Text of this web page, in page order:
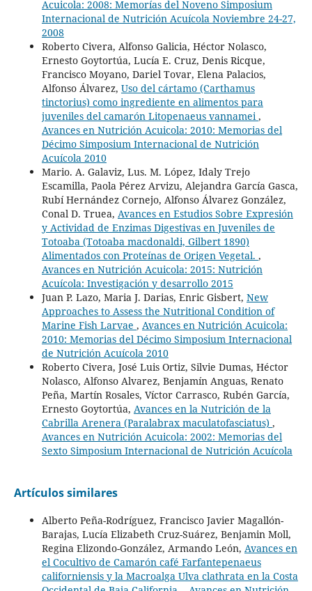
Acuicola: 2008: Memorías del Noveno Simposium
Internacional de Nutrición Acuícola Noviembre 24-27,
2008
Roberto Civera, Alfonso Galicia, Héctor Nolasco,
Ernesto Goytortúa, Lucía E. Cruz, Denis Ricque,
Francisco Moyano, Dariel Tovar, Elena Palacios,
Alfonso Álvarez, Uso del cártamo (Carthamus
tinctorius) como ingrediente en alimentos para
juveniles del camarón Litopenaeus vannamei,
Avances en Nutrición Acuicola: 2010: Memorias del
Décimo Simposium Internacional de Nutrición
Acuícola 2010
Mario. A. Galaviz, Lus. M. López, Idaly Trejo
Escamilla, Paola Pérez Arvizu, Alejandra García Gasca,
Rubí Hernández Cornejo, Alfonso Álvarez González,
Conal D. Truea, Avances en Estudios Sobre Expresión
y Actividad de Enzimas Digestivas en Juveniles de
Totoaba (Totoaba macdonaldi, Gilbert 1890)
Alimentados con Proteínas de Origen Vegetal. ,
Avances en Nutrición Acuicola: 2015: Nutrición
Acuícola: Investigación y desarrollo 2015
Juan P. Lazo, Maria J. Darias, Enric Gisbert, New
Approaches to Assess the Nutritional Condition of
Marine Fish Larvae , Avances en Nutrición Acuicola:
2010: Memorias del Décimo Simposium Internacional
de Nutrición Acuícola 2010
Roberto Civera, José Luis Ortiz, Silvie Dumas, Héctor
Nolasco, Alfonso Alvarez, Benjamín Anguas, Renato
Peña, Martín Rosales, Víctor Carrasco, Rubén García,
Ernesto Goytortúa, Avances en la Nutrición de la
Cabrilla Arenera (Paralabrax maculatofasciatus) ,
Avances en Nutrición Acuicola: 2002: Memorias del
Sexto Simposium Internacional de Nutrición Acuícola
Artículos similares
Alberto Peña-Rodríguez, Francisco Javier Magallón-
Barajas, Lucía Elizabeth Cruz-Suárez, Benjamin Moll,
Regina Elizondo-González, Armando León, Avances en
el Cocultivo de Camarón café Farfantepenaeus
californiensis y la Macroalga Ulva clathrata en la Costa